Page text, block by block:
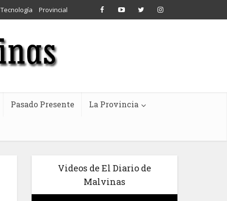
Tecnología Provincial
Pasado Presente La Provincia
Videos de El Diario de
Malvinas